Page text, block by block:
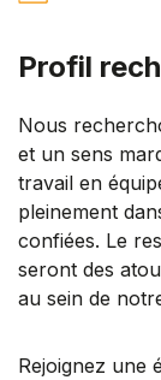
Profil
Nous
et un sens
travail en
pleinement
confiées. Le
seront des
au sein de
Rejoignez une